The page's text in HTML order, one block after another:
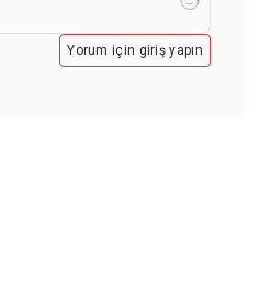
Yorum için giriş yapın